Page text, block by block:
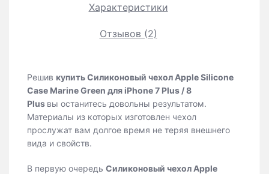
Характеристики
Отзывов (2)
Решив купить Силиконовый чехол Apple Silicone
Case Marine Green для iPhone 7 Plus / 8
Plus вы останитесь довольны результатом.
Материалы из которых изготовлен чехол
прослужат вам долгое время не теряя внешнего
вида и свойств.
В первую очередь Силиконовый чехол Apple